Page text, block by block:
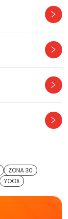
ZONA 30
YOOX